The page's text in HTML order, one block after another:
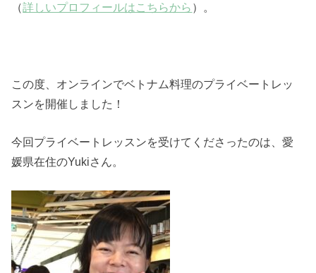
（詳しいプロフィールはこちらから ）。
この度、オンラインでベトナム料理のプライベートレッ
スンを開催しました！
今回プライベートレッスンを受けてくださったのは、愛
媛県在住のYukiさん。